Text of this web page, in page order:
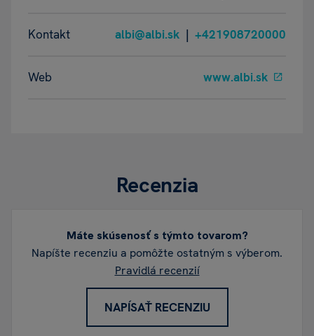
Kontakt albi@albi.sk | +421908720000
Web www.albi.sk
Recenzia
Máte skúsenosť s týmto tovarom?
Napíšte recenziu a pomôžte ostatným s výberom.
Pravidlá recenzií
NAPÍSAŤ RECENZIU